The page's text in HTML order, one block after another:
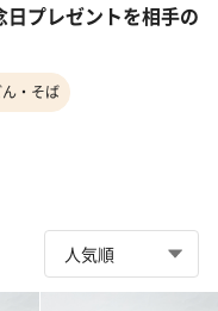
プレゼントを相手の
ん・そば